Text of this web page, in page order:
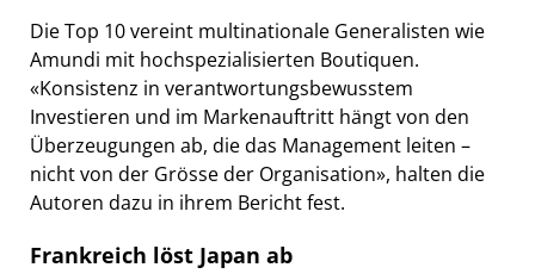
Die Top 10 vereint multinationale Generalisten wie
Amundi mit hochspezialisierten Boutiquen.
«Konsistenz in verantwortungsbewusstem
Investieren und im Markenauftritt hängt von den
Überzeugungen ab, die das Management leiten –
nicht von der Grösse der Organisation», halten die
Autoren dazu in ihrem Bericht fest.
Frankreich löst Japan ab